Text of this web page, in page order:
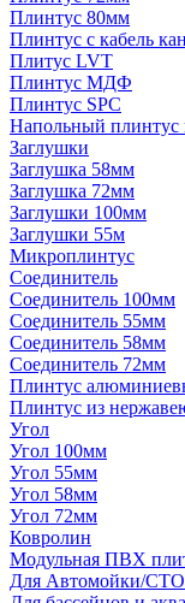
Плинтус 80мм
Плинтус с кабель
Плитус LVT
Плинтус МДФ
Плинтус SPC
Напольный плинтус
Заглушки
Заглушка 58мм
Заглушка 72мм
Заглушки 100мм
Заглушки 55м
Микроплинтус
Соединитель
Соединитель 100мм
Соединитель 55мм
Соединитель 58мм
Соединитель 72мм
Плинтус
Плинтус из
Угол
Угол 100мм
Угол 55мм
Угол 58мм
Угол 72мм
Ковролин
Модульная ПВХ
Для Автомойки/СТО